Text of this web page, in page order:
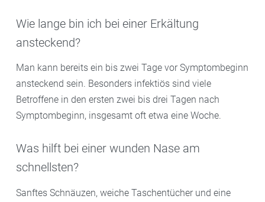
Wie lange bin ich bei einer Erkältung
ansteckend?
Man kann bereits ein bis zwei Tage vor Symptombeginn
ansteckend sein. Besonders infektiös sind viele
Betroffene in den ersten zwei bis drei Tagen nach
Symptombeginn, insgesamt oft etwa eine Woche.
Was hilft bei einer wunden Nase am
schnellsten?
Sanftes Schnäuzen, weiche Taschentücher und eine